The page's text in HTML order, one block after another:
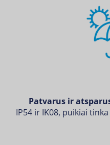
Patvarus ir
IP54 ir IK08, puikiai